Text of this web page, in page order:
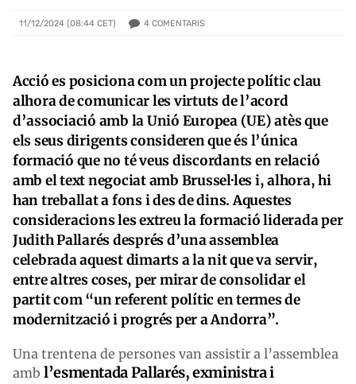
11/12/2024 (08:44 CET) 4 COMENTARIS
Acció es posiciona com un projecte polític clau
alhora de comunicar les virtuts de l’acord
d’associació amb la Unió Europea (UE) atès que
els seus dirigents consideren que és l’única
formació que no té veus discordants en relació
amb el text negociat amb Brussel·les i, alhora, hi
han treballat a fons i des de dins. Aquestes
consideracions les extreu la formació liderada per
Judith Pallarés després d’una assemblea
celebrada aquest dimarts a la nit que va servir,
entre altres coses, per mirar de consolidar el
partit com “un referent polític en termes de
modernització i progrés per a Andorra”.
Una trentena de persones van assistir a l’assemblea
amb l’esmentada Pallarés, exministra i